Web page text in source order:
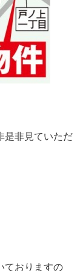
是非見ていただ
ておりますの